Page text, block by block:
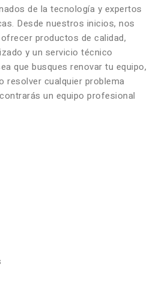
de la tecnología y expertos
Desde nuestros inicios, nos
productos de calidad,
y un servicio técnico
que busques renovar tu equipo,
resolver cualquier problema
un equipo profesional